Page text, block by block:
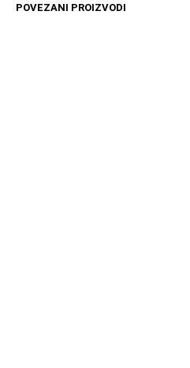
POVEZANI PROIZVODI